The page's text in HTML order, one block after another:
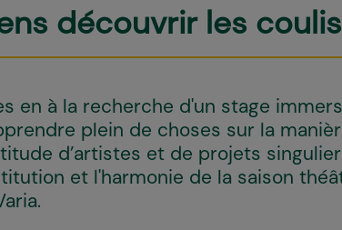
découvrir les
en à la recherche d'un stage
plein de choses sur la
d’artistes et de projets
et l'harmonie de la saison